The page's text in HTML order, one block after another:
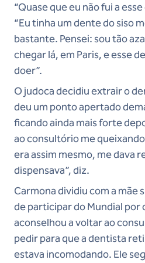
“Quase que eu não fui a
“Eu tinha um dente do siso
bastante. Pensei: sou tão
chegar lá, em Paris, e esse
doer”.
O judoca decidiu extrair o
deu um ponto apertado
ficando ainda mais forte
ao consultório me
era assim mesmo, me dava
dispensava”, diz.
Carmona dividiu com a mãe
de participar do Mundial por
aconselhou a voltar ao
pedir para que a dentista
estava incomodando. Ele